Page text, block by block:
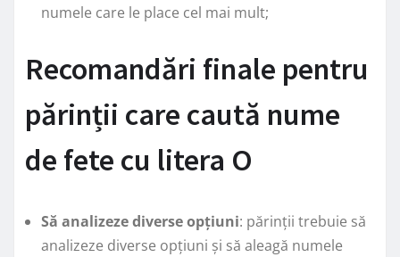
numele care le place cel mai mult;
Recomandări finale pentru
părinții care caută nume
de fete cu litera O
Să analizeze diverse opțiuni: părinții trebuie să
analizeze diverse opțiuni și să aleagă numele